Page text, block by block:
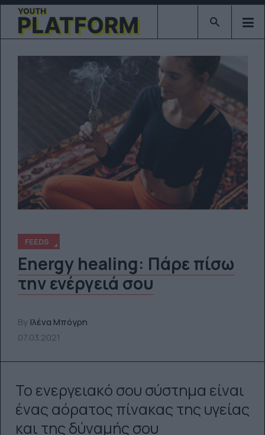
Type 2 or
FEEDS
Energy healing: Πάρε πίσω
την ενέργειά σου
By Ιλένα Μπόγρη
07.03.2021
Το ενεργειακό σου σύστημα είναι
ένας αόρατος πίνακας της υγείας
και της δύναμής σου